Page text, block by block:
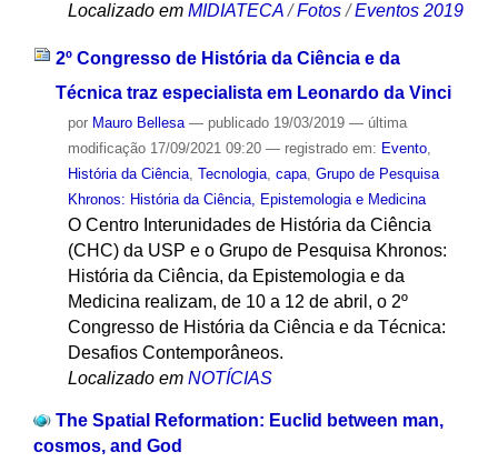
Localizado em MIDIATECA /Fotos /Eventos 2019
2º Congresso de História da Ciência e da
Técnica traz especialista em Leonardo da Vinci
por Mauro Bellesa — publicado19/03/2019 — última
modificação17/09/2021 09:20 — registrado em: Evento,
História da Ciência, Tecnologia, capa, Grupo de Pesquisa
Khronos: História da Ciência, Epistemologia e Medicina
O Centro Interunidades de História da Ciência
(CHC) da USP e o Grupo de Pesquisa Khronos:
História da Ciência, da Epistemologia e da
Medicina realizam, de 10 a 12 de abril, o 2º
Congresso de História da Ciência e da Técnica:
Desafios Contemporâneos.
Localizado em NOTÍCIAS
The Spatial Reformation: Euclid between man,
cosmos, and God